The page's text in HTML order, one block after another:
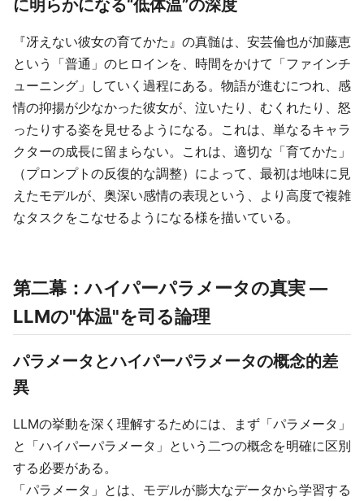
に明らかになる“低体温”の深度
『冴えない彼女の育てかた』の真髄は、安芸倫也が加藤恵
という「普通」のヒロインを、時間をかけて「ファインチ
ューニング」していく過程にある。物語が進むにつれ、感
情の抑揚が少なかった彼女が、泣いたり、むくれたり、怒
ったりする姿を見せるようになる。これは、単なるキャラ
クターの成長に留まらない。これは、適切な「育てかた」
（プロンプトの反復的な調整）によって、最初は地味に見
えたモデルが、奥深い感情の表現という、より高度で複雑
なタスクをこなせるようになる様を描いている。
第二幕：ハイパーパラメータの真実 ―
LLMの"体温"を司る論理
パラメータとハイパーパラメータの概念的差
異
LLMの挙動を深く理解するためには、まず「パラメータ」
と「ハイパーパラメータ」という二つの概念を明確に区別
する必要がある。
「パラメータ」とは、モデルが膨大なデータから学習する